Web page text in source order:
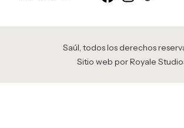
Saúl, todos los derechos
Sitio web por Royale